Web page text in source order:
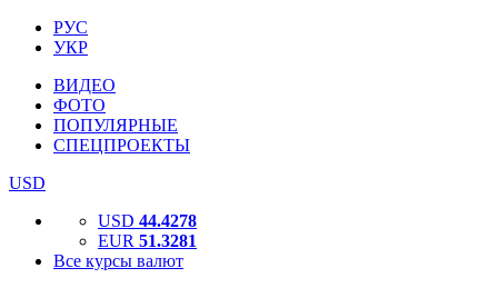
РУС
УКР
ВИДЕО
ФОТО
ПОПУЛЯРНЫЕ
СПЕЦПРОЕКТЫ
USD
USD 44.4278
EUR 51.3281
Все курсы валют